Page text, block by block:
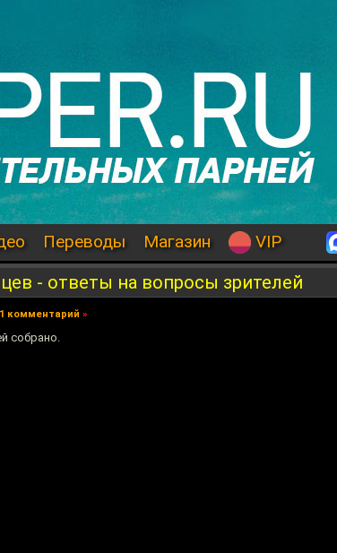
Переводы Магазин VIP
- ответы на вопросы зрителей
комментарий »
собрано.